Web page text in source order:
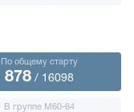
По общему старту
878 / 16098
В группе М60-64